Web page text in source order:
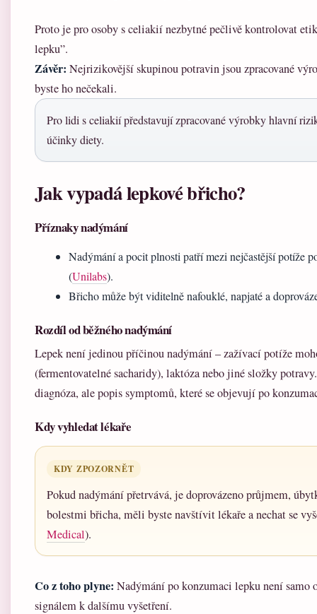
Proto je pro osoby s celiakií nezbytné pečlivě kontrolovat
lepku”.
Závěr: Nejrizikovější skupinou potravin jsou zpracované
byste ho nečekali.
Pro lidi s celiakií představují zpracované výrobky hlavní
účinky diety.
Jak vypadá lepkové břicho?
Příznaky nadýmání
Nadýmání a pocit plnosti patří mezi nejčastější potíže
(Unilabs).
Břicho může být viditelně nafouklé, napjaté a
Rozdíl od běžného nadýmání
Lepek není jedinou příčinou nadýmání – zažívací potíže
(fermentovatelné sacharidy), laktóza nebo jiné složky
diagnóza, ale popis symptomů, které se objevují po
Kdy vyhledat lékaře
KDY ZPOZORNĚT
Pokud nadýmání přetrvává, je doprovázeno průjmem,
bolestmi břicha, měli byste navštívit lékaře a nechat se
Medical).
Co z toho plyne: Nadýmání po konzumaci lepku není samo
signálem k dalšímu vyšetření.